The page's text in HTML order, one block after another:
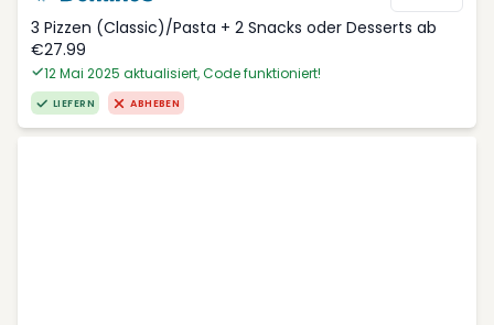
3 Pizzen (Classic)/Pasta + 2 Snacks oder Desserts ab
€27.99
12 Mai 2025 aktualisiert, Code funktioniert!
LIEFERN ABHEBEN